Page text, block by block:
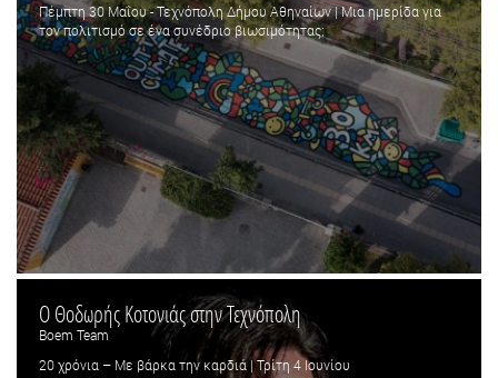
Πέμπτη 30 Μαΐου - Τεχνόπολη Δήμου Αθηναίων | Μια ημερίδα για
τον πολιτισμό σε ένα συνέδριο βιωσιμότητας;
Ο Θοδωρής Κοτονιάς στην Τεχνόπολη
Boem Team
20 χρόνια – Με βάρκα την καρδιά | Τρίτη 4 Ιουνίου